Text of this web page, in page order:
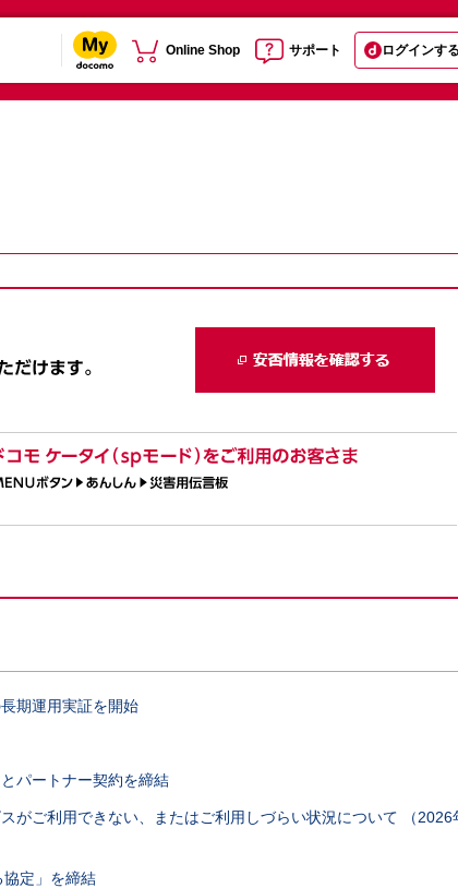
Online Shop サポート ログインする
期運用実証を開始
パートナー契約を締結
がご利用できない、またはご利用しづらい状況について （2026
定」を締結